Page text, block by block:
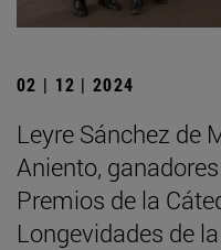
02 | 12 | 2024
Leyre Sánchez de
Aniento,
Premios de la
Longevidades de